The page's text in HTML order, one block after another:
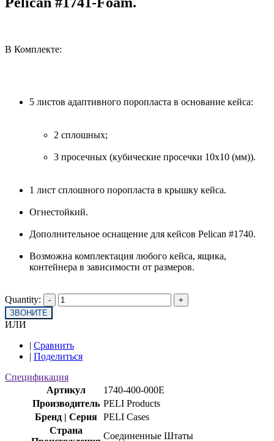
В Комплекте:
5 листов адаптивного поропласта в основание кейса:
2 сплошных;
3 просечных (кубические просечки 10х10 (мм)).
1 лист сплошного поропласта в крышку кейса.
Огнестойкий.
Дополнительное оснащение для кейсов Pelican #1740.
Возможна комплектация любого кейса, ящика,
контейнера в зависимости от размеров.
Quantity:
ЗВОНИТЕ
ИЛИ
| Сравнить
| Поделиться
Спецификация
Артикул
1740-400-000E
Производитель PELI Products
Бренд | Серия PELI Cases
Страна
Соединенные Штаты